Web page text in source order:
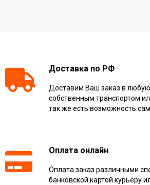
Доставка по РФ
Доставим Ваш заказ в любую
собственным транспортом
так же есть возможность
Оплата онлайн
Оплата заказ различными
банковской картой курьеру